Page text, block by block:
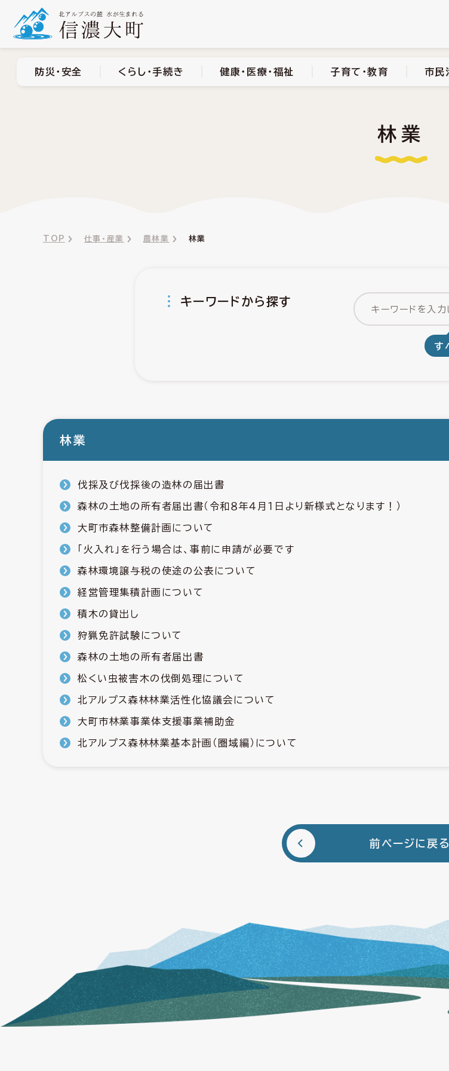
防災・安全 くらし・手続き 健康・医療・福祉 子育て・教育 市民
林業
TOP 仕事・産業 農林業 林業
キーワードから探す
す
林業
伐採及び伐採後の造林の届出書
森林の土地の所有者届出書（令和８年４月１日より新様式となります！）
大町市森林整備計画について
「火入れ」を行う場合は、事前に申請が必要です
森林環境譲与税の使途の公表について
経営管理集積計画について
積木の貸出し
狩猟免許試験について
森林の土地の所有者届出書
松くい虫被害木の伐倒処理について
北アルプス森林林業活性化協議会について
大町市林業事業体支援事業補助金
北アルプス森林林業基本計画（圏域編）について
前ページに戻る